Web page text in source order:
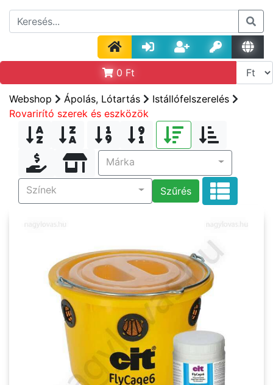
0 Ft
Webshop Ápolás, Lótartás
Istállófelszerelés
Rovarirító szerek és eszközök
Márka
Színek Szűrés